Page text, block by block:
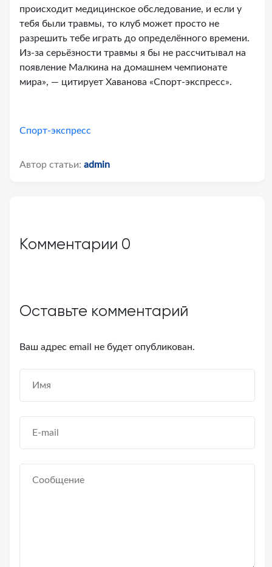
происходит медицинское обследование, и если у
тебя были травмы, то клуб может просто не
разрешить тебе играть до определённого времени.
Из-за серьёзности травмы я бы не рассчитывал на
появление Малкина на домашнем чемпионате
мира», — цитирует Хаванова «Спорт-экспресс».
Спорт-экспресс
Автор статьи: admin
Комментарии 0
Оставьте комментарий
Ваш адрес email не будет опубликован.